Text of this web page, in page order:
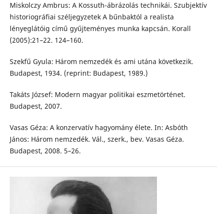
Miskolczy Ambrus: A Kossuth-ábrázolás technikái. Szubjektív
historiográfiai széljegyzetek A bűnbaktól a realista
lényeglátóig című gyűjteményes munka kapcsán. Korall
(2005):21–22. 124–160.
Szekfű Gyula: Három nemzedék és ami utána következik.
Budapest, 1934. (reprint: Budapest, 1989.)
Takáts József: Modern magyar politikai eszmetörténet.
Budapest, 2007.
Vasas Géza: A konzervatív hagyomány élete. In: Asbóth
János: Három nemzedék. Vál., szerk., bev. Vasas Géza.
Budapest, 2008. 5–26.